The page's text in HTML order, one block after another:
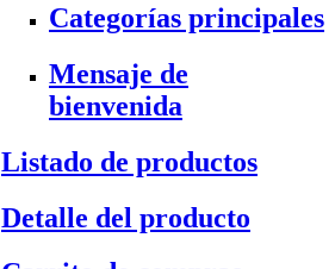
Categorías principales
Mensaje de
bienvenida
Listado de productos
Detalle del producto